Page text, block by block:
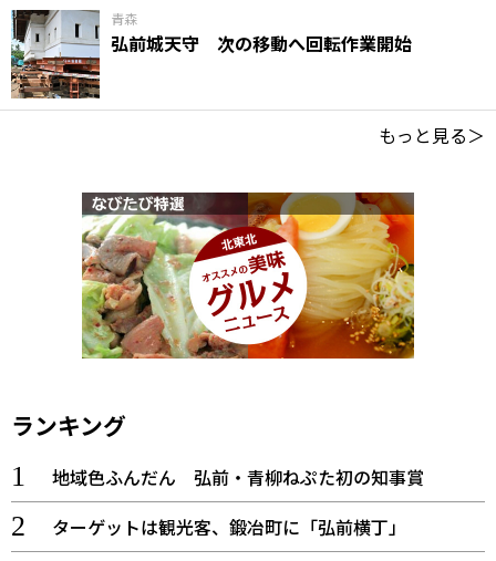
青森
弘前城天守 次の移動へ回転作業開始
もっと見る＞
ランキング
地域色ふんだん 弘前・青柳ねぷた初の知事賞
ターゲットは観光客、鍛冶町に「弘前横丁」